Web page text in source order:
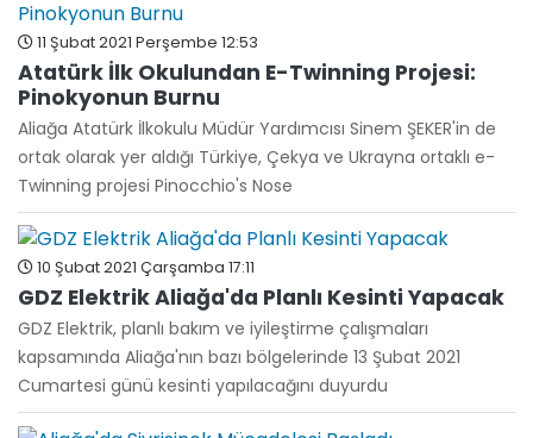
11 Şubat 2021 Perşembe 12:53
Atatürk İlk Okulundan E-Twinning Projesi:
Pinokyonun Burnu
Aliağa Atatürk İlkokulu Müdür Yardımcısı Sinem ŞEKER'in de
ortak olarak yer aldığı Türkiye, Çekya ve Ukrayna ortaklı e-
Twinning projesi Pinocchio's Nose
10 Şubat 2021 Çarşamba 17:11
GDZ Elektrik Aliağa'da Planlı Kesinti Yapacak
GDZ Elektrik, planlı bakım ve iyileştirme çalışmaları
kapsamında Aliağa'nın bazı bölgelerinde 13 Şubat 2021
Cumartesi günü kesinti yapılacağını duyurdu